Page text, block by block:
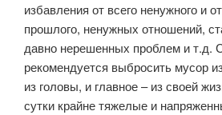
избавления от всего ненужного и
прошлого, ненужных отношений,
давно нерешенных проблем и т.д.
рекомендуется выбросить мусор
из головы, и главное – из своей
сутки крайне тяжелые и